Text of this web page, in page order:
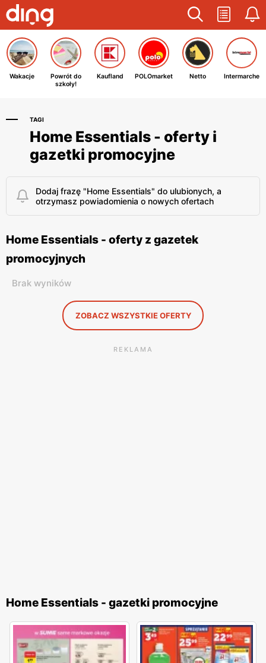
Wakacje
Powrót do
szkoły!
Kaufland POLOmarket Netto Intermarche
TAGI
Home Essentials - oferty i
gazetki promocyjne
Dodaj frazę "Home Essentials" do ulubionych, a
otrzymasz powiadomienia o nowych ofertach
Home Essentials - oferty z gazetek
promocyjnych
Brak wyników
ZOBACZ WSZYSTKIE OFERTY
REKLAMA
Home Essentials - gazetki promocyjne